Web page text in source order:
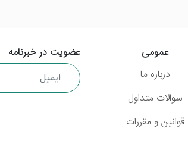
عضویت در خبرنامه
عمومی
درباره ما
سوالات متداول
قوانین و مقررات